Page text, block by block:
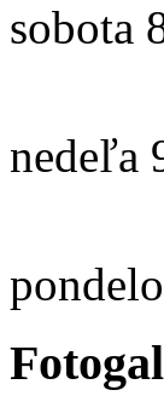
sobota
nedeľa